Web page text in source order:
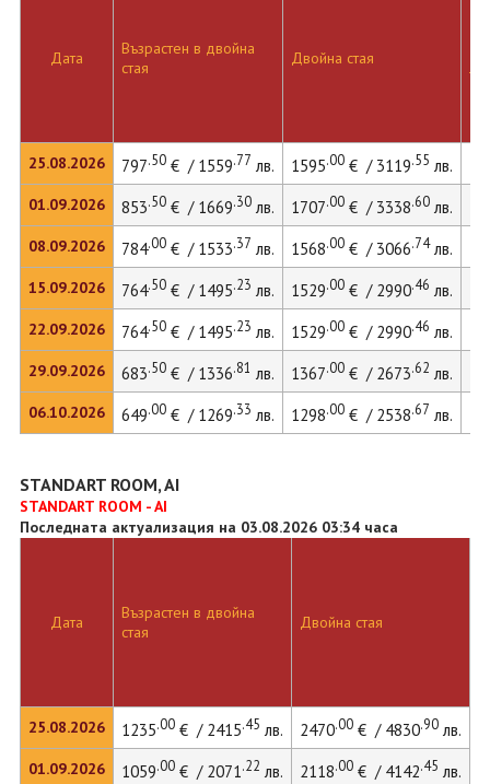
Дата
25.08.2026
01.09.2026
08.09.2026
15.09.2026
22.09.2026
29.09.2026
06.10.2026
Възрастен в двойна
стая
Двойна стая
797.50€ / 1559.77 лв. 1595.00€ / 3119.55 лв.
853.50€ / 1669.30лв. 1707.00€ / 3338.60лв.
784.00€ / 1533.37 лв. 1568.00€ / 3066.74лв.
764.50€ / 1495.23 лв. 1529.00€ / 2990.46 лв.
764.50€ / 1495.23 лв. 1529.00€ / 2990.46 лв.
683.50€ / 1336.81 лв. 1367.00€ / 2673.62 лв.
649.00€ / 1269.33 лв. 1298.00€ / 2538.67 лв.
STANDART ROOM, AI
STANDART ROOM - AI
Последната актуализация на 03.08.2026 03:34 часа
Дата
25.08.2026
01.09.2026
Възрастен в двойна
стая
Двойна стая
1235.00€ / 2415.45 лв. 2470.00€ / 4830.90лв.
1059.00€ / 2071.22 лв. 2118.00€ / 4142.45 лв.